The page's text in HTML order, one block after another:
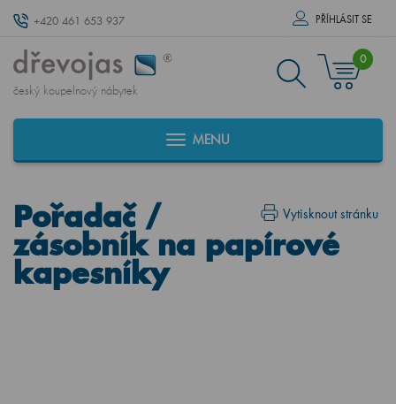
+420 461 653 937 PŘÍHLÁSIT SE
český koupelnový nábytek
0
MENU
Vytisknout stránku
Pořadač /
zásobník na papírové
kapesníky